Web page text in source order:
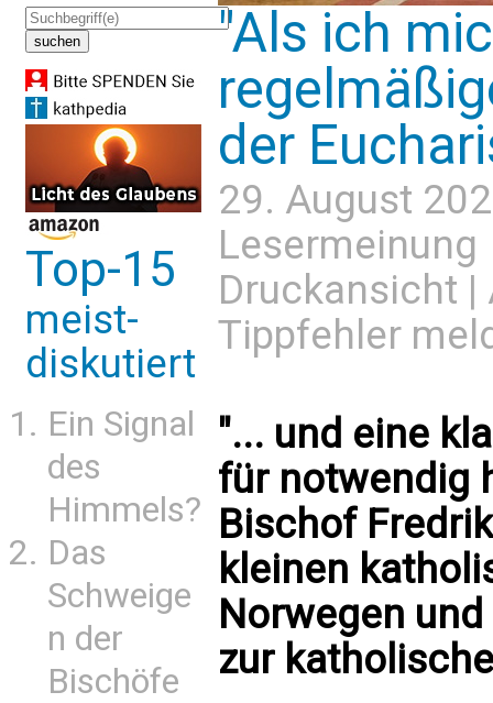
Top-15
meist-
diskutiert
Ein Signal
des
Himmels?
Das
Schweige
n der
Bischöfe
"Als ich
der
29. August
Lesermeinung
Druckansicht |
Tippfehler
"... und eine
für notwendig
Bischof
kleinen
Norwegen
zur